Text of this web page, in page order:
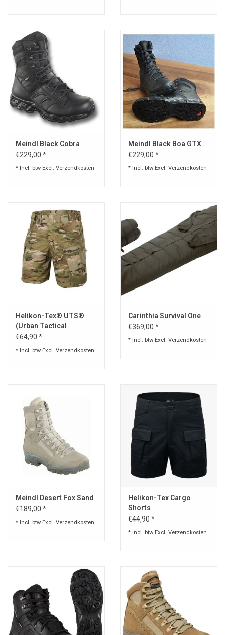
Meindl Black Cobra
€229,00 *
* Incl. btw Excl. Verzendkosten
Meindl Black Boa GTX
€229,00 *
* Incl. btw Excl. Verzendkosten
Helikon-Tex® UTS®
(Urban Tactical
Shorts®) Flex 8.5'' -
€64,90 *
* Incl. btw Excl. Verzendkosten
Carinthia Survival One
€369,00 *
* Incl. btw Excl. Verzendkosten
Meindl Desert Fox Sand
€189,00 *
* Incl. btw Excl. Verzendkosten
Helikon-Tex Cargo
Shorts
€44,90 *
* Incl. btw Excl. Verzendkosten